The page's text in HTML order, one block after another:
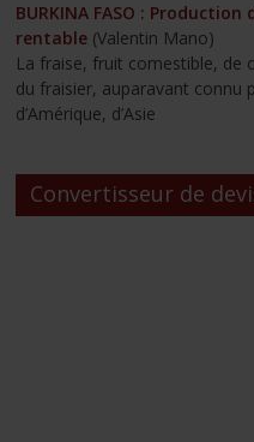
BURKINA FASO :
rentable (Valentin Mano)
La fraise, fruit comestible, de
du fraisier, auparavant connu
d’Amérique, d’Asie
Convertisseur de